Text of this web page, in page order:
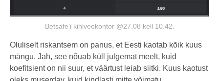
Betsafe’i kihlveokontor @27.08 kell 10.42.
Oluliselt riskantsem on panus, et Eesti kaotab kõik kuus
mängu. Jah, see nõuab küll julgemat meelt, kuid
koefitsient on nii suur, et väärtust leiab siitki. Kuus kaotust